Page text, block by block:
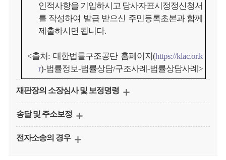
인적사항을 기입하시고 당사자표시정정신청서
를 작성하여 발급 받으신 주민등록초본과 함께
제출하시면 됩니다.
<출처: 대한법률구조공단 홈페이지(https://klac.or.k
r)-법률정보-법률상담/구조사례-법률상담사례>
재판장의 소장심사 및 보정명령
송달 및 주소보정
전자소송의 경우